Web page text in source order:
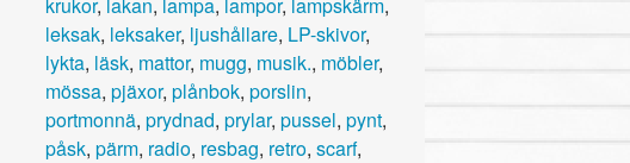
leksak, leksaker, ljushållare, LP-skivor,
lykta, läsk, mattor, mugg, musik., möbler,
mössa, pjäxor, plånbok, porslin,
portmonnä, prydnad, prylar, pussel, pynt,
påsk, pärm, radio, resbag, retro, scarf,